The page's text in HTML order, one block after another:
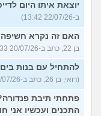
יוצאת איתו היום
ב-22/07/26 13:42)
האם זה נקרא חשיפה
בן 22, כתב ב-20/07/26 17:33)
להתחיל עם בנות
(רואי, בן 26, כתב ב-20/07/26 17:22)
פתחתי תיבת
התכנים ועכשיו אני